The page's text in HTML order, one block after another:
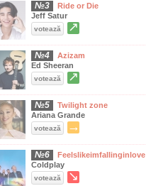
№3
Ride or Die
Jeff Satur
votează ↗
№4
Azizam
Ed Sheeran
votează ↗
№5
Twilight zone
Ariana Grande
votează →
№6
Feelslikeimfallinginlove
Coldplay
votează ↘